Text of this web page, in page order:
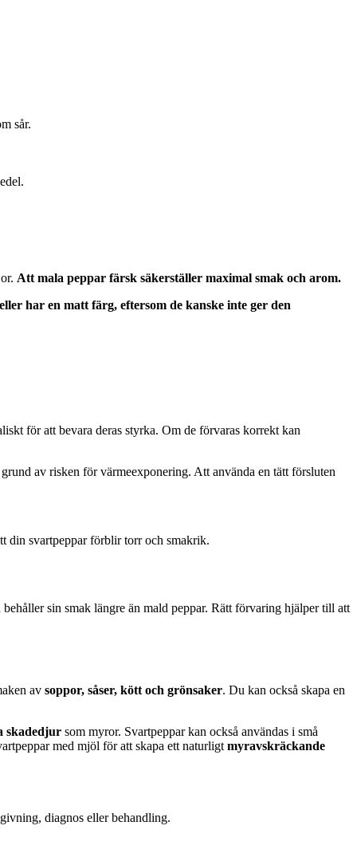
sår.
Att mala peppar färsk säkerställer maximal smak och arom.
har en matt färg, eftersom de kanske inte ger den
för att bevara deras styrka. Om de förvaras korrekt kan
av risken för värmeexponering. Att använda en tätt försluten
din svartpeppar förblir torr och smakrik.
sin smak längre än mald peppar. Rätt förvaring hjälper till att
av soppor, såser, kött och grönsaker. Du kan också skapa en
skadedjur som myror. Svartpeppar kan också användas i små
med mjöl för att skapa ett naturligt myravskräckande
diagnos eller behandling.